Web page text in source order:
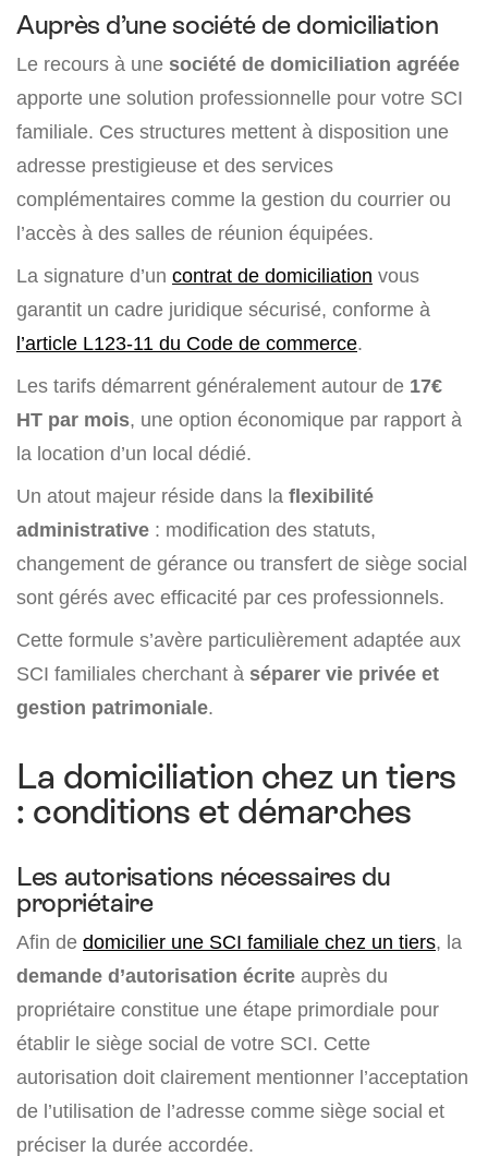
Auprès d’une société de domiciliation
Le recours à une société de domiciliation agréée
apporte une solution professionnelle pour votre SCI
familiale. Ces structures mettent à disposition une
adresse prestigieuse et des services
complémentaires comme la gestion du courrier ou
l’accès à des salles de réunion équipées.
La signature d’un contrat de domiciliation vous
garantit un cadre juridique sécurisé, conforme à
l’article L123-11 du Code de commerce.
Les tarifs démarrent généralement autour de 17€
HT par mois, une option économique par rapport à
la location d’un local dédié.
Un atout majeur réside dans la flexibilité
administrative : modification des statuts,
changement de gérance ou transfert de siège social
sont gérés avec efficacité par ces professionnels.
Cette formule s’avère particulièrement adaptée aux
SCI familiales cherchant à séparer vie privée et
gestion patrimoniale.
La domiciliation chez un tiers
: conditions et démarches
Les autorisations nécessaires du
propriétaire
Afin de domicilier une SCI familiale chez un tiers, la
demande d’autorisation écrite auprès du
propriétaire constitue une étape primordiale pour
établir le siège social de votre SCI. Cette
autorisation doit clairement mentionner l’acceptation
de l’utilisation de l’adresse comme siège social et
préciser la durée accordée.